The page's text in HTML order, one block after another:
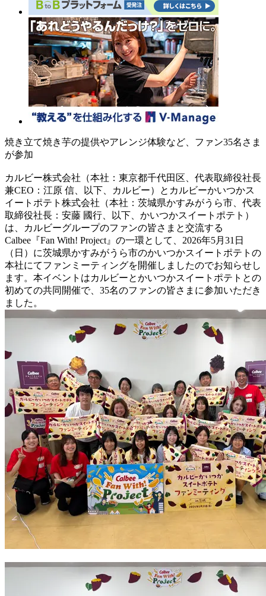
焼き立て焼き芋の提供やアレンジ体験など、ファン35名さま
が参加
カルビー株式会社（本社：東京都千代田区、代表取締役社長
兼CEO：江原 信、以下、カルビー）とカルビーかいつかス
イートポテト株式会社（本社：茨城県かすみがうら市、代表
取締役社長：安藤 國行、以下、かいつかスイートポテト）
は、カルビーグループのファンの皆さまと交流する
Calbee『Fan With! Project』の一環として、2026年5月31日
（日）に茨城県かすみがうら市のかいつかスイートポテトの
本社にてファンミーティングを開催しましたのでお知らせし
ます。本イベントはカルビーとかいつかスイートポテトとの
初めての共同開催で、35名のファンの皆さまに参加いただき
ました。